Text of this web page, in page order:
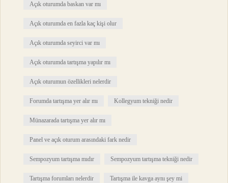
Açık oturumda baskan var mı
Açık oturumda en fazla kaç kişi olur
Açık oturumda seyirci var mı
Açık oturumda tartışma yapılır mı
Açık oturumun özellikleri nelerdir
Forumda tartışma yer alır mı Kollegyum tekniği nedir
Münazarada tartışma yer alır mı
Panel ve açık oturum arasındaki fark nedir
Sempozyum tartışma mıdır Sempozyum tartışma tekniği nedir
Tartışma forumları nelerdir Tartışma ile kavga aynı şey mi